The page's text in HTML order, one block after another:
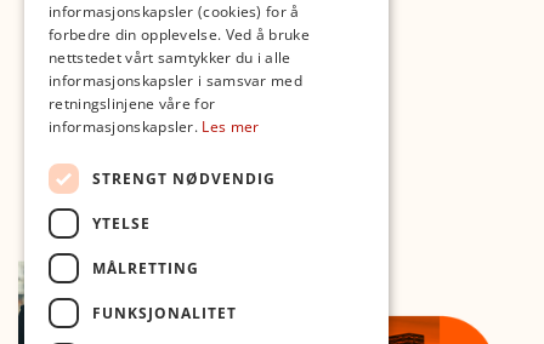
informasjonskapsler (cookies) for å
forbedre din opplevelse. Ved å bruke
nettstedet vårt samtykker du i alle
informasjonskapsler i samsvar med
retningslinjene våre for
informasjonskapsler. Les mer
STRENGT NØDVENDIG
YTELSE
MÅLRETTING
FUNKSJONALITET